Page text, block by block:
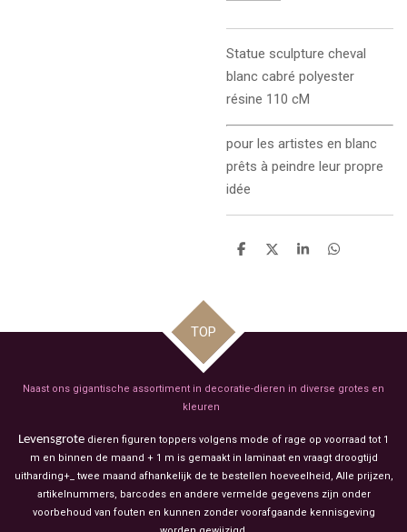
Statue sculpture cheval
blanc cabré polyester
résine 110 cM
pour les artistes en blanc
prêts à peindre leur propre
idée
D
D
S
D
TOP
Naast ons gigantische assortiment in decoratie-dieren in diverse grotes en
kleuren
Levensgrote dieren figuren toppers volgens mode of rage op voorraad tot 1
m en binnen de maand + 1 m is gemaakt in laminaat en vraagt droogtijd
uitharding+_ twee maand afhankelijk de te bestellen hoeveelheid, Alle prijzen,
artikelnummers, barcodes en andere vermelde gegevens zijn onder
voorbehoud van fouten en kunnen zonder voorafgaande kennisgeving